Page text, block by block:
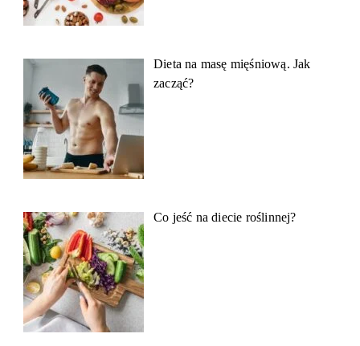
Dieta na masę mięśniową. Jak
zacząć?
Co jeść na diecie roślinnej?